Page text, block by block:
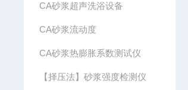
CA砂浆超声洗浴设备
CA砂浆流动度
CA砂浆热膨胀系数测试仪
【择压法】砂浆强度检测仪